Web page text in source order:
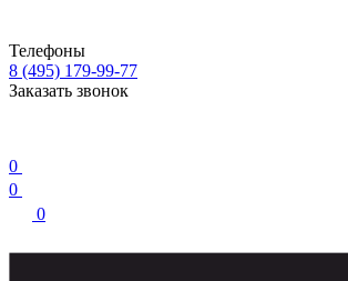
Телефоны
8 (495) 179-99-77
Заказать звонок
0
0
0